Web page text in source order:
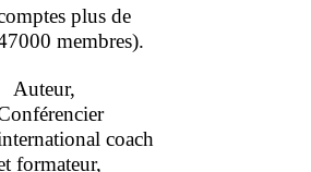
plus de
membres).
Auteur,
coach
formateur,